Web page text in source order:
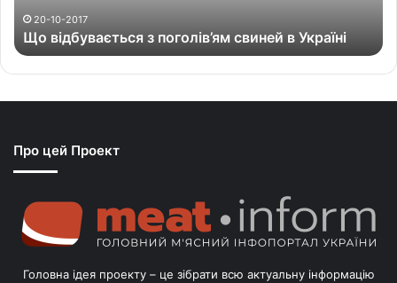
т
ь
п
о
20-10-2017
Що відбувається з поголів’ям свиней в Україні
Про цей Проект
Головна ідея проекту – це зібрати всю актуальну інформацію